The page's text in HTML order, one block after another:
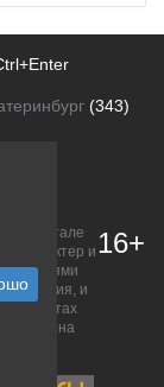
(343)
на портале
характер и
описания, и
на сайтах
право на
16+